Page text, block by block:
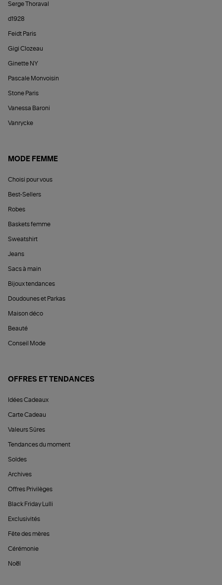
Serge Thoraval
d1928
Feidt Paris
Gigi Clozeau
Ginette NY
Pascale Monvoisin
Stone Paris
Vanessa Baroni
Vanrycke
MODE FEMME
Choisi pour vous
Best-Sellers
Robes
Baskets femme
Sweatshirt
Jeans
Sacs à main
Bijoux tendances
Doudounes et Parkas
Maison déco
Beauté
Conseil Mode
OFFRES ET TENDANCES
Idées Cadeaux
Carte Cadeau
Valeurs Sûres
Tendances du moment
Soldes
Archives
Offres Privilèges
Black Friday Lulli
Exclusivités
Fête des mères
Cérémonie
Noël